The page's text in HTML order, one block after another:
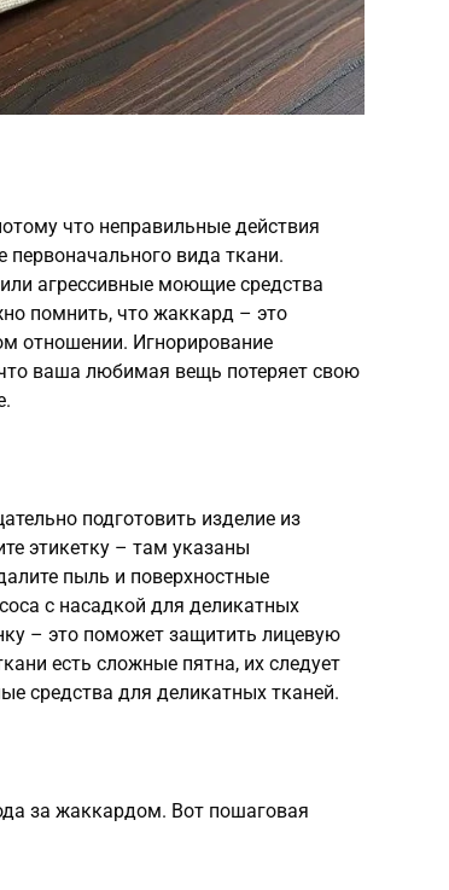
что неправильные действия
первоначального вида ткани.
агрессивные моющие средства
помнить, что жаккард – это
отношении. Игнорирование
ваша любимая вещь потеряет свою
подготовить изделие из
этикетку – там указаны
пыль и поверхностные
с насадкой для деликатных
– это поможет защитить лицевую
есть сложные пятна, их следует
средства для деликатных тканей.
за жаккардом. Вот пошаговая